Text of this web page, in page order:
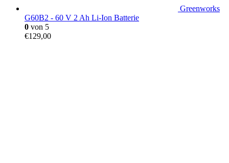
Greenworks
G60B2 - 60 V 2 Ah Li-Ion Batterie
0 von 5
€129,00